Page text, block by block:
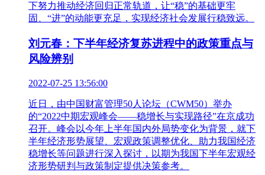
下努力推动经济回归正常轨道，让“稳”的基础更牢
固、“进”的动能更充足，实现经济社会发展行稳致远。
刘元春：下半年经济复苏进程中的政策重点与
风险辨别
2022-07-25 13:56:00
近日，由中国财富管理50人论坛（CWM50）举办
的“2022中期宏观峰会——稳增长与实现路径”在京成功
召开。峰会以今年上半年国内外局势变化为背景，就下
半年经济形势展望、宏观政策调整优化、助力我国经济
稳增长等问题进行深入探讨，以期为我国下半年宏观经
济形势研判与政策制定提供决策参考。